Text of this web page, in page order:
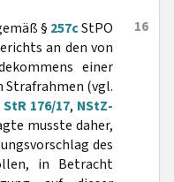
16
§ 257cStPO
an den von
einer
Strafrahmen (vgl.
StR 176/17, NStZ-
musste daher,
des
in Betracht